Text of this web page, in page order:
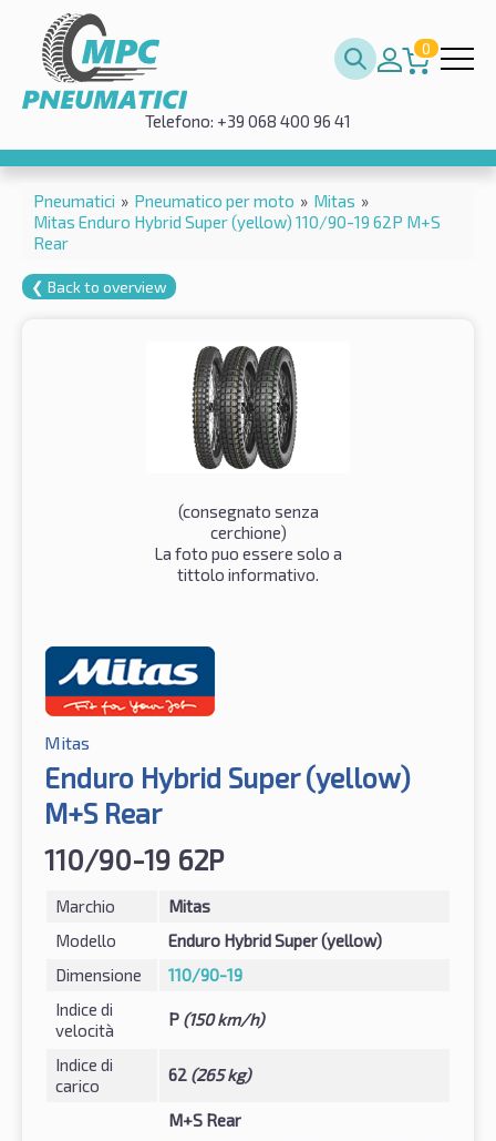
0
Telefono: +39 068 400 96 41
Pneumatici » Pneumatico per moto » Mitas »
Mitas Enduro Hybrid Super (yellow) 110/90-19 62P M+S
Rear
❮ Back to overview
(consegnato senza
cerchione)
La foto puo essere solo a
tittolo informativo.
Mitas
Enduro Hybrid Super (yellow)
M+S Rear
110/90-19 62P
Marchio
Mitas
Modello
Enduro Hybrid Super (yellow)
Dimensione
110/90-19
Indice di
velocità
P (150 km/h)
Indice di
carico
62 (265 kg)
M+S Rear